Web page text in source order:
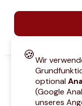
🍪Wir
optional
(Google
unseres